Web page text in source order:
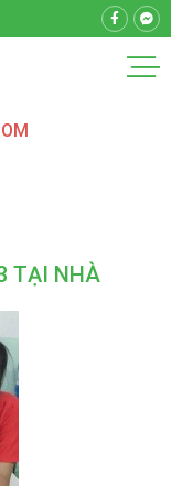
TẠI NHÀ